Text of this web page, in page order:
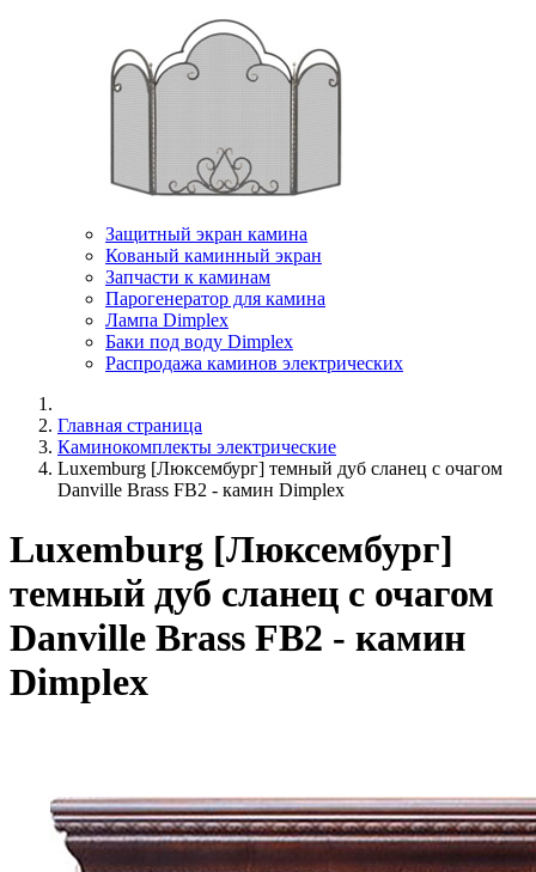
Защитный экран камина
Кованый каминный экран
Запчасти к каминам
Парогенератор для камина
Лампа Dimplex
Баки под воду Dimplex
Распродажа каминов электрических
Главная страница
Каминокомплекты электрические
Luxemburg [Люксембург] темный дуб сланец с очагом
Danville Brass FB2 - камин Dimplex
Luxemburg [Люксембург]
темный дуб сланец с очагом
Danville Brass FB2 - камин
Dimplex